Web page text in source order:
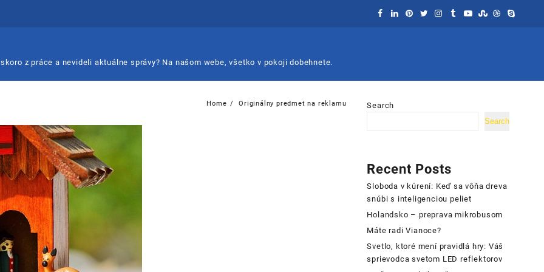
z práce a nevideli aktuálne správy? Na našom webe, všetko v pokoji dobehnete.
Home Originálny predmet na reklamu
Search
Search
Recent Posts
Sloboda v kúrení: Keď sa vôňa dreva
snúbi s inteligenciou peliet
Holandsko – preprava mikrobusom
Máte radi Vianoce?
Svetlo, ktoré mení pravidlá hry: Váš
sprievodca svetom LED reflektorov